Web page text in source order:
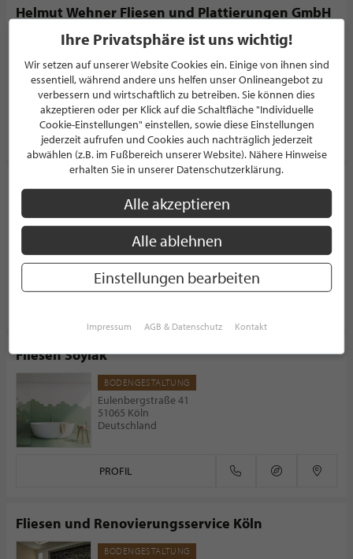
Helmut Wehner Fliesen und Plattierungen GmbH
FLIESENHANDEL
5.0/5.0(1)
Timpestraße 1
45329 Essen
Deutschland
PROFIL
DM Design
BODENGESTALTUNG
50829 Köln
Deutschland
Fliesen Soylak
BODENGESTALTUNG
Eulenbergstraße 41
51065 Köln
Deutschland
PROFIL
Fliesen und Renovierungsservice Köln
BODENGESTALTUNG
Ihre Privatsphäre ist uns wichtig!
Wir setzen auf unserer Website Cookies ein. Einige von ihnen sind
essentiell, während andere uns helfen unser Onlineangebot zu
verbessern und wirtschaftlich zu betreiben. Sie können dies
akzeptieren oder per Klick auf die Schaltfläche "Individuelle
Cookie-Einstellungen" einstellen, sowie diese Einstellungen
jederzeit aufrufen und Cookies auch nachträglich jederzeit
abwählen (z.B. im Fußbereich unserer Website). Nähere Hinweise
erhalten Sie in unserer Datenschutzerklärung.
Alle akzeptieren
Alle ablehnen
Einstellungen bearbeiten
Impressum AGB & Datenschutz Kontakt